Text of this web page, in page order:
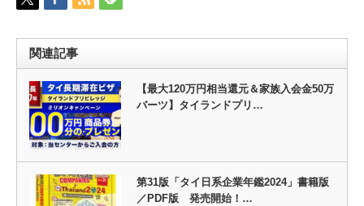
関連記事
【最大120万円相当還元＆家族入会金50万
バーツ】タイランドプリ…
第31版「タイ日系企業年鑑2024」書籍版
／PDF版 発売開始！…